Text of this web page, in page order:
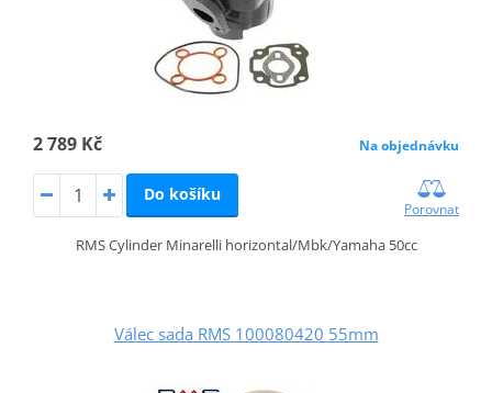
2 789 Kč Na objednávku
Do košíku
Porovnat
RMS Cylinder Minarelli horizontal/Mbk/Yamaha 50cc
Válec sada RMS 100080420 55mm